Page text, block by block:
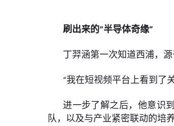
刷出来的“半导体奇缘”
丁羿涵第一次知道西浦，源
“我在短视频平台上看到了
进一步了解之后，他意识
队，以及与产业紧密联动的培